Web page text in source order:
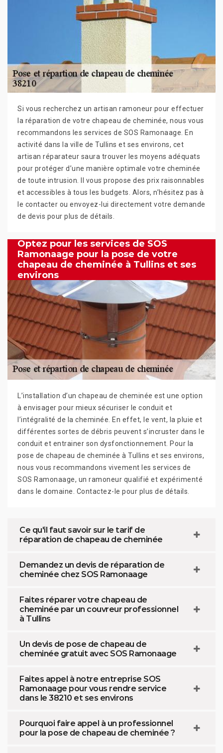
Si vous recherchez un artisan ramoneur pour effectuer
la réparation de votre chapeau de cheminée, nous vous
recommandons les services de SOS Ramonaage. En
activité dans la ville de Tullins et ses environs, cet
artisan réparateur saura trouver les moyens adéquats
pour protéger d’une manière optimale votre cheminée
de toute intrusion. Il vous propose des prix raisonnables
et accessibles à tous les budgets. Alors, n’hésitez pas à
le contacter ou envoyez-lui directement votre demande
de devis pour plus de détails.
Optez pour les services de SOS
Ramonaage pour la pose de votre
chapeau de cheminée à Tullins et ses
environs
L’installation d’un chapeau de cheminée est une option
à envisager pour mieux sécuriser le conduit et
l’intégralité de la cheminée. En effet, le vent, la pluie et
différentes sortes de débris peuvent s’incruster dans le
conduit et entrainer son dysfonctionnement. Pour la
pose de chapeau de cheminée à Tullins et ses environs,
nous vous recommandons vivement les services de
SOS Ramonaage, un ramoneur qualifié et expérimenté
dans le domaine. Contactez-le pour plus de détails.
Ce qu'il faut savoir sur le tarif de
réparation de chapeau de cheminée
Demandez un devis de réparation de
cheminée chez SOS Ramonaage
Faites réparer votre chapeau de
cheminée par un couvreur professionnel
à Tullins
Un devis de pose de chapeau de
cheminée gratuit avec SOS Ramonaage
Faites appel à notre entreprise SOS
Ramonaage pour vous rendre service
dans le 38210 et ses environs
Pourquoi faire appel à un professionnel
pour la pose de chapeau de cheminée ?